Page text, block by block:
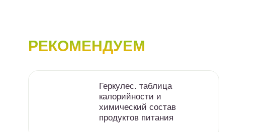
РЕКОМЕНДУЕМ
Геркулес. таблица
калорийности и
химический состав
продуктов питания